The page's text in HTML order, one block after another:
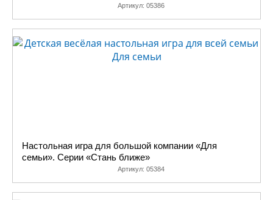
Артикул: 05386
Настольная игра для большой компании «Для
семьи». Серии «Стань ближе»
Артикул: 05384